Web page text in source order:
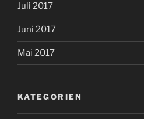
Juli 2017
Juni 2017
Mai 2017
KATEGORIEN